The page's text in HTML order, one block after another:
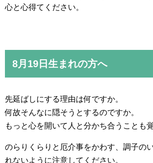
心と心得てください。
8月19日生まれの方へ
先延ばしにする理由は何ですか。
何故そんなに隠そうとするのですか。
もっと心を開いて人と分かち合うことも
のらりくらりと厄介事をかわす、調子の
れないように注意してください。